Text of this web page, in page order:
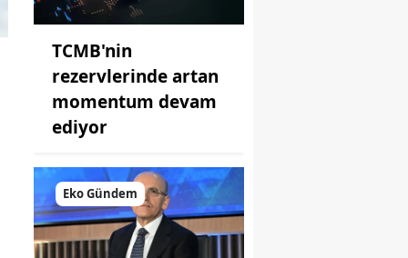
TCMB'nin
rezervlerinde artan
momentum devam
ediyor
Eko Gündem